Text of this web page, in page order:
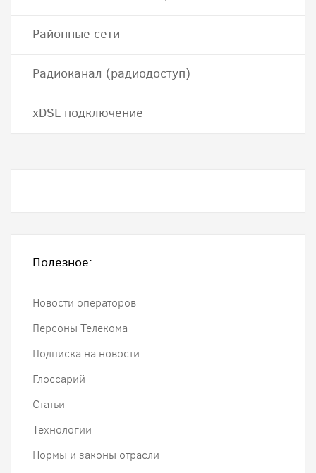
Районные сети
Радиоканал (радиодоступ)
хDSL подключение
Полезное:
Новости операторов
Персоны Телекома
Подписка на новости
Глоссарий
Статьи
Технологии
Нормы и законы отрасли